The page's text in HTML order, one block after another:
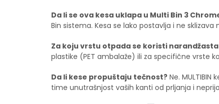
Da li se ova kesa uklapa u Multi Bin 3
Bin sistema. Kesa se lako postavlja i ne
Za koju vrstu otpada se koristi
plastike (PET ambalaže) ili za specifične vrste
Da li kese propuštaju tečnost? Ne.
time unutrašnjost vaših kanti od prljanja i